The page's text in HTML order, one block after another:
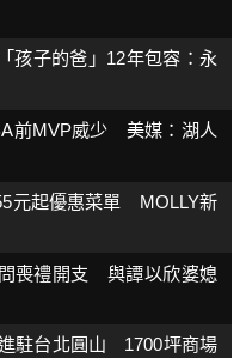
孩子的爸」12年包容：永
前MVP威少 美媒：湖人
元起優惠菜單 MOLLY新
喪禮開支 與譚以欣婆媳
駐台北圓山 1700坪商場